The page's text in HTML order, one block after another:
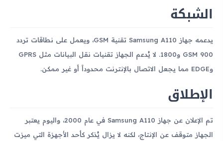
الشبكة
يدعمه جهاز Samsung A110 تقنية GSM، ويعمل على نطاقات تردد
GSM 900 و1800. لا يُدعم الجهاز تقنيات نقل البيانات مثل GPRS
وEDGE مما يجعل الاتصال بالإنترنت محدوداً أو غير ممكن.
الإطلاق
تم الإعلان عن جهاز Samsung A110 في عام 2000، واليوم يعتبر
الجهاز متوقف عن الإنتاج، لكنه لا يزال يُذكر كأحد الأجهزة التي ميزت